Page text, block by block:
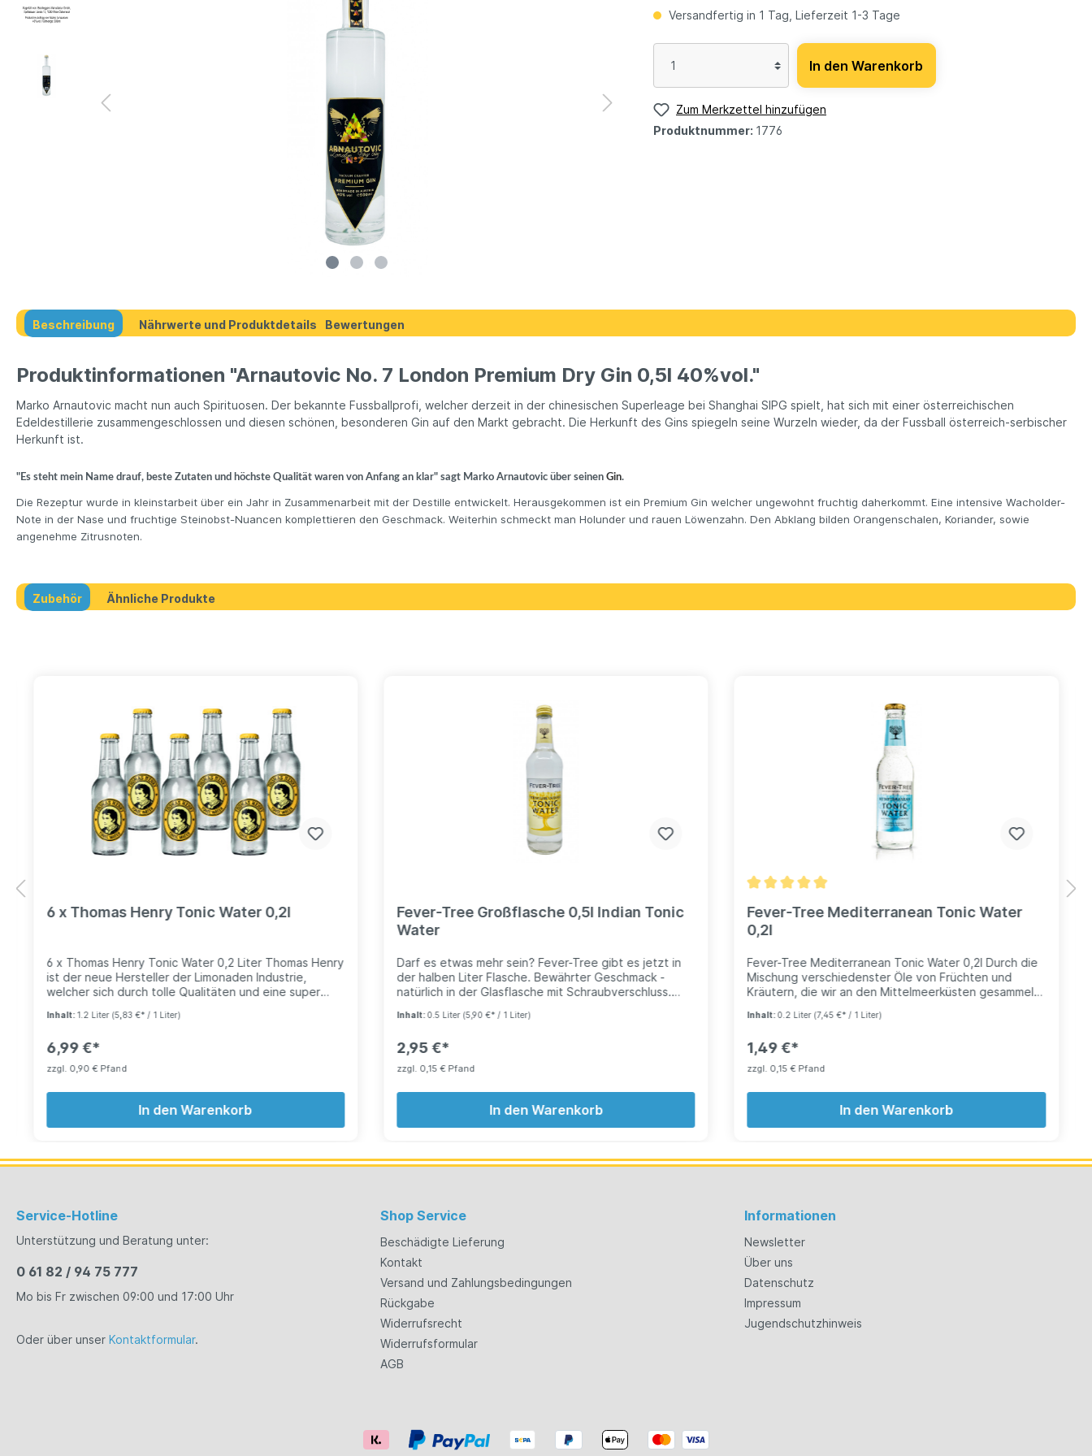
Versandfertig in 1 Tag, Lieferzeit 1-3 Tage
In den Warenkorb
Zum Merkzettel hinzufügen
Produktnummer: 1776
Beschreibung Nährwerte und Produktdetails Bewertungen
Produktinformationen "Arnautovic No. 7 London Premium Dry Gin 0,5l 40%vol."
Marko Arnautovic macht nun auch Spirituosen. Der bekannte Fussballprofi, welcher derzeit in der chinesischen Superleage bei Shanghai SIPG spielt, hat sich mit einer österreichischen
Edeldestillerie zusammengeschlossen und diesen schönen, besonderen Gin auf den Markt gebracht. Die Herkunft des Gins spiegeln seine Wurzeln wieder, da der Fussball österreich-serbischer
Herkunft ist.
"Es steht mein Name drauf, beste Zutaten und höchste Qualität waren von Anfang an klar" sagt Marko Arnautovic über seinen Gin.
Die Rezeptur wurde in kleinstarbeit über ein Jahr in Zusammenarbeit mit der Destille entwickelt. Herausgekommen ist ein Premium Gin welcher ungewohnt fruchtig daherkommt. Eine intensive Wacholder-
Note in der Nase und fruchtige Steinobst-Nuancen komplettieren den Geschmack. Weiterhin schmeckt man Holunder und rauen Löwenzahn. Den Abklang bilden Orangenschalen, Koriander, sowie
angenehme Zitrusnoten.
Zubehör Ähnliche Produkte
6 x Thomas Henry Tonic Water 0,2l
6 x Thomas Henry Tonic Water 0,2 Liter Thomas Henry
ist der neue Hersteller der Limonaden Industrie,
welcher sich durch tolle Qualitäten und eine super
sondern auch immer mehr bei privaten
es 1773 erstmals, Wasser mit Kohlensäure
anzureichern und den Menschen zu einem
deshalb der Namensgeber einer exklusiven Auswahl
von Erfrischungsgetränken, die dieser Tradition
vollauf gerecht werden. Thomas Henry wurden
sind aus ausgesuchten Zutaten komponiert, die
sind dafür geschaffen, einen guten Gin oder
begleiten. Thomas Henry's Tonic Water ist immer
Henry`s Tonic Water schmeckt intensiv und
Extrakt aus der Chinarinde Chinin, das Thomas
Inhalt:1.2 Liter (5,83 €* / 1 Liter)
6,99 €*
zzgl. 0,90 € Pfand
In den Warenkorb
Fever-Tree Großflasche 0,5l Indian Tonic
Water
Darf es etwas mehr sein? Fever-Tree gibt es jetzt in
der halben Liter Flasche. Bewährter Geschmack -
natürlich in der Glasflasche mit Schraubverschluss.
Welt. Der Klassische Mitspieler bei Ihrem Gin & Tonic -
entfallten sich gekonnt im Mund.
Inhalt:0.5 Liter (5,90 €* / 1 Liter)
2,95 €*
zzgl. 0,15 € Pfand
In den Warenkorb
Fever-Tree Mediterranean Tonic Water
0,2l
Fever-Tree Mediterranean Tonic Water 0,2l Durch die
Mischung verschiedenster Öle von Früchten und
Kräutern, die wir an den Mittelmeerküsten gesammelt
den Fieberbäumen des östlichen Kongo, haben wir ein
Hergestellt, um mit hochwertigen Vodkas kombiniert
zu werden oder als eleganter Softdrink.
Inhalt:0.2 Liter (7,45 €* / 1 Liter)
1,49 €*
zzgl. 0,15 € Pfand
In den Warenkorb
Service-Hotline
Unterstützung und Beratung unter:
0 61 82 / 94 75 777
Mo bis Fr zwischen 09:00 und 17:00 Uhr
Oder über unser Kontaktformular.
Shop Service
Beschädigte Lieferung
Kontakt
Versand und Zahlungsbedingungen
Rückgabe
Widerrufsrecht
Widerrufsformular
AGB
Informationen
Newsletter
Über uns
Datenschutz
Impressum
Jugendschutzhinweis